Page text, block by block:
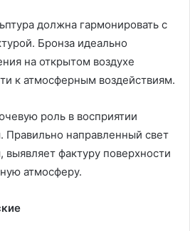
должна гармонировать с
Бронза идеально
на открытом воздухе
к атмосферным воздействиям.
роль в восприятии
Правильно направленный свет
фактуру поверхности
атмосферу.